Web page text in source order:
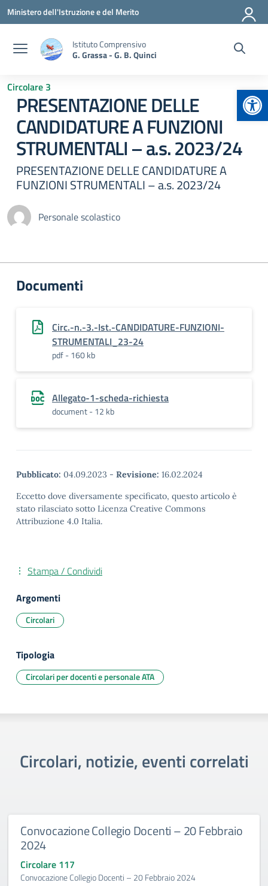
Vai ai contenuti
Vai al menu di navigazione
Vai al footer
Ministero dell'Istruzione e del Merito
Istituto Comprensivo
G. Grassa - G. B. Quinci
Circolare 3
PRESENTAZIONE DELLE
CANDIDATURE A FUNZIONI
STRUMENTALI – a.s. 2023/24
PRESENTAZIONE DELLE CANDIDATURE A
FUNZIONI STRUMENTALI – a.s. 2023/24
Personale scolastico
Documenti
Circ.-n.-3.-Ist.-CANDIDATURE-FUNZIONI-
STRUMENTALI_23-24
pdf - 160 kb
Allegato-1-scheda-richiesta
document - 12 kb
Pubblicato: 04.09.2023 - Revisione: 16.02.2024
Eccetto dove diversamente specificato, questo articolo è
stato rilasciato sotto Licenza Creative Commons
Attribuzione 4.0 Italia.
Stampa / Condividi
Argomenti
Circolari
Tipologia
Circolari per docenti e personale ATA
Circolari, notizie, eventi correlati
Convocazione Collegio Docenti – 20 Febbraio
2024
Circolare 117
Convocazione Collegio Docenti – 20 Febbraio 2024